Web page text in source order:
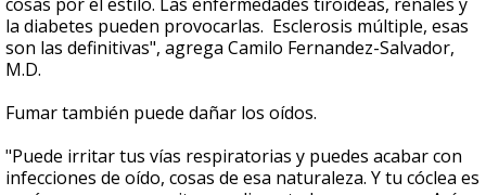
la diabetes pueden provocarlas. Esclerosis múltiple, esas
son las definitivas", agrega Camilo Fernandez-Salvador,
M.D.
Fumar también puede dañar los oídos.
"Puede irritar tus vías respiratorias y puedes acabar con
infecciones de oído, cosas de esa naturaleza. Y tu cóclea es